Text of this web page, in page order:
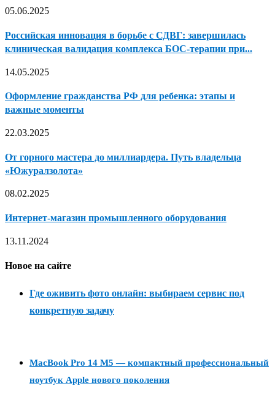
05.06.2025
Российская инновация в борьбе с СДВГ: завершилась
клиническая валидация комплекса БОС-терапии при...
14.05.2025
Оформление гражданства РФ для ребенка: этапы и
важные моменты
22.03.2025
От горного мастера до миллиардера. Путь владельца
«Южуралзолота»
08.02.2025
Интернет-магазин промышленного оборудования
13.11.2024
Новое на сайте
Где оживить фото онлайн: выбираем сервис под
конкретную задачу
MacBook Pro 14 M5 — компактный профессиональный
ноутбук Apple нового поколения